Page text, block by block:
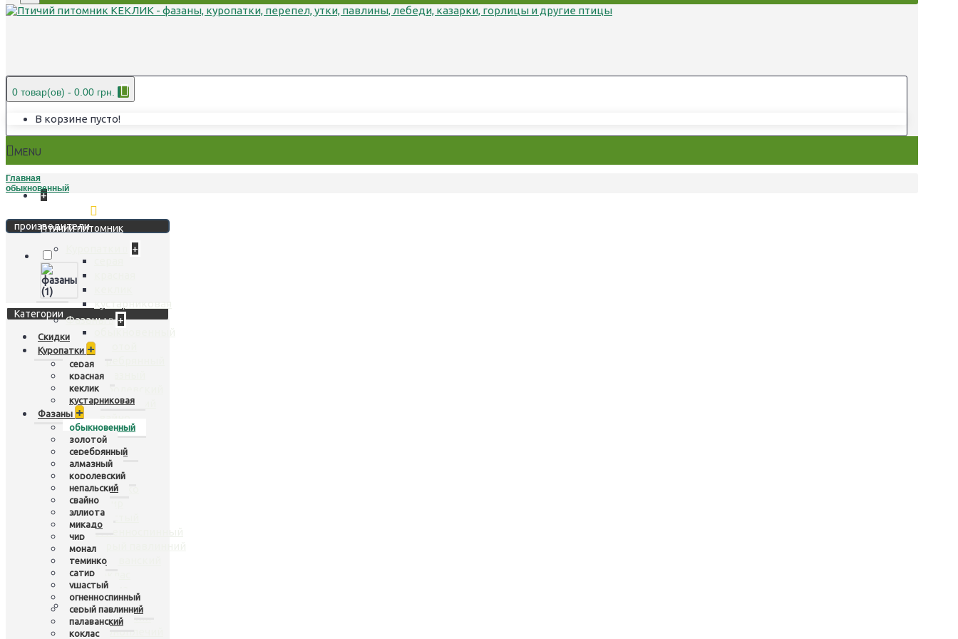
0 товар(ов) - 0.00 грн.
В корзине пусто!
MENU
+
Птичий питомник
+
Фазаны
+
золотой
алмазный
королевский
непальский
эллиота
микадо
чир
монал
теминко
сатир
ушастый
огненноспинный
серый павлинний
палаванский
коклас
хьюма
Павлины
+
индийский
черноплечий
Главная
обыкновенный
производители
Категории
Скидки
Куропатки +
серая
красная
кеклик
кустарниковая
Фазаны +
обыкновенный
золотой
серебрянный
алмазный
королевский
непальский
свайно
эллиота
микадо
чир
монал
теминко
сатир
ушастый
огненноспинный
серый павлинний
палаванский
коклас